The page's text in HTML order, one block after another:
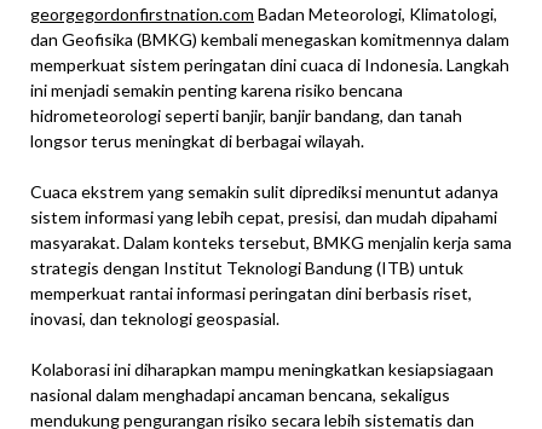
georgegordonfirstnation.com Badan Meteorologi, Klimatologi,
dan Geofisika (BMKG) kembali menegaskan komitmennya dalam
memperkuat sistem peringatan dini cuaca di Indonesia. Langkah
ini menjadi semakin penting karena risiko bencana
hidrometeorologi seperti banjir, banjir bandang, dan tanah
longsor terus meningkat di berbagai wilayah.
Cuaca ekstrem yang semakin sulit diprediksi menuntut adanya
sistem informasi yang lebih cepat, presisi, dan mudah dipahami
masyarakat. Dalam konteks tersebut, BMKG menjalin kerja sama
strategis dengan Institut Teknologi Bandung (ITB) untuk
memperkuat rantai informasi peringatan dini berbasis riset,
inovasi, dan teknologi geospasial.
Kolaborasi ini diharapkan mampu meningkatkan kesiapsiagaan
nasional dalam menghadapi ancaman bencana, sekaligus
mendukung pengurangan risiko secara lebih sistematis dan